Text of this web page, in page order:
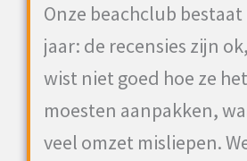
Onze beachclub
jaar: de recensies zijn
wist niet goed hoe ze
moesten aanpakken,
veel omzet misliepen.